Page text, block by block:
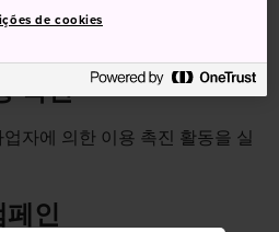
대상으로 환영 이벤트를 개최
촉진
자에 의한 이용 촉진 활동을 실
인
de cookies